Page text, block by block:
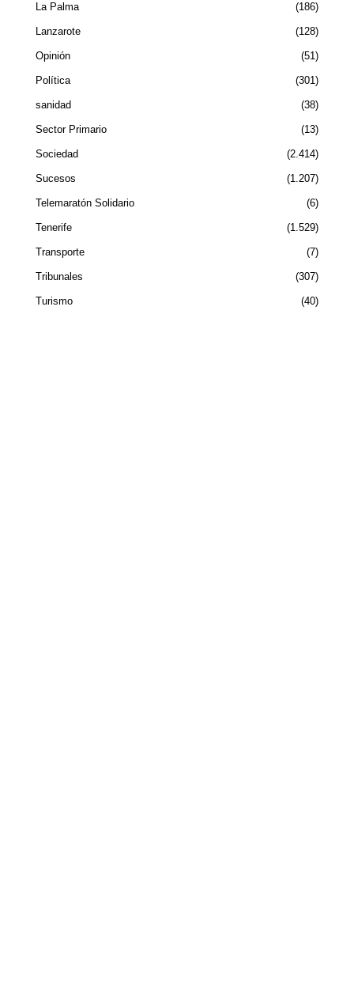
La Palma 186
Lanzarote 128
Opinión 51
Política 301
sanidad 38
Sector Primario 13
Sociedad 2.414
Sucesos 1.207
Telemaratón Solidario 6
Tenerife 1.529
Transporte 7
Tribunales 307
Turismo 40